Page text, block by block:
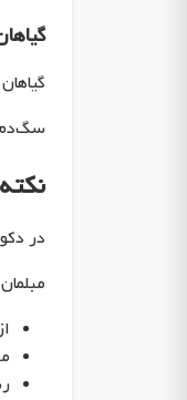
در